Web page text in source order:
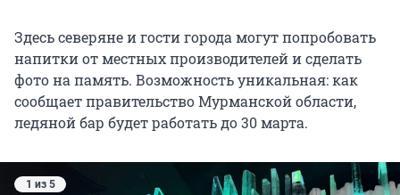
Здесь северяне и гости города могут попробовать
напитки от местных производителей и сделать
фото на память. Возможность уникальная: как
сообщает правительство Мурманской области,
ледяной бар будет работать до30 марта.
1 из 5